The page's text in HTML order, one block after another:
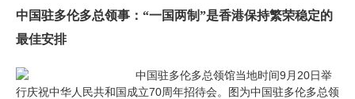
中国驻多伦多总领事：“一国两制”是香港保持繁荣稳定的
最佳安排
中国驻多伦多总领馆当地时间9月20日举
行庆祝中华人民共和国成立70周年招待会。图为中国驻多伦多总领